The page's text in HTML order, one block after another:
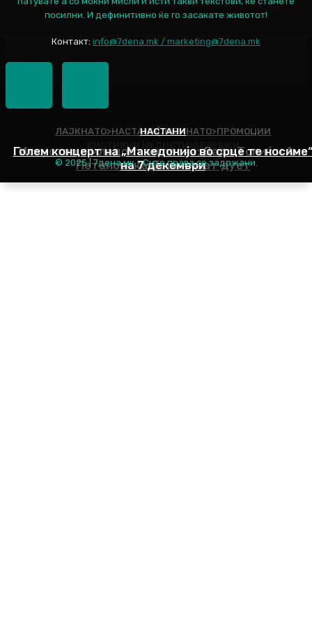
ЕМОТИВНИ НУДИСТИ>БЕЛЕШКИ
Наслов
ЛАЈКНАТО>НАСТАНИ|ЛАЈКНАТО>ПРОМОЦИИ
Искуство и младост во песна: Дадо Топиќ и Ана
Петановска ќе снимаат дует
НАСТАНИ
Голем концерт на „Македонијо во срце те
на 7 декември
посилни. И дефинитивно ќе го засакате животот!
Контакт: info@7dena.mk / marketing@7dena.mk
© 2025 | 7дена.мк - Сите права се задржани.